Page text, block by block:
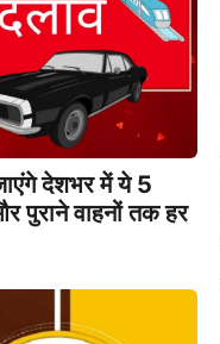
देशभर में ये 5
पुराने वाहनों तक हर